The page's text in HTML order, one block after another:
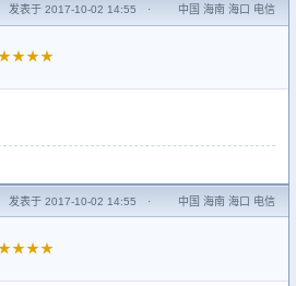
发表于 2017-10-02 14:55 · 中国 海南 海口 电信
发表于 2017-10-02 14:55 · 中国 海南 海口 电信